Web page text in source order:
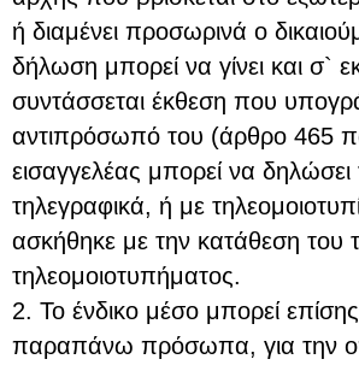
ή διαμένει προσωρινά ο
δήλωση μπορεί να γίνει και σ`
συντάσσεται έκθεση που
αντιπρόσωπό του (άρθρο 465
εισαγγελέας μπορεί να
τηλεγραφικά, ή με
ασκήθηκε με την κατάθεση του
τηλεομοιοτυπήματος.
2. Το ένδικο μέσο μπορεί
παραπάνω πρόσωπα, για την